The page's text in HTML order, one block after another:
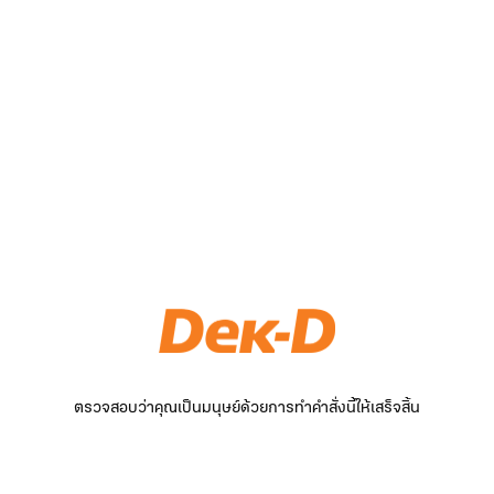
ตรวจสอบว่าคุณเป็นมนุษย์ด้วยการทำคำสั่งนี้ให้เสร็จสิ้น